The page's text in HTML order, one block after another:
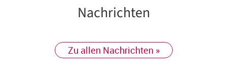
Nachrichten
Zu allen Nachrichten »